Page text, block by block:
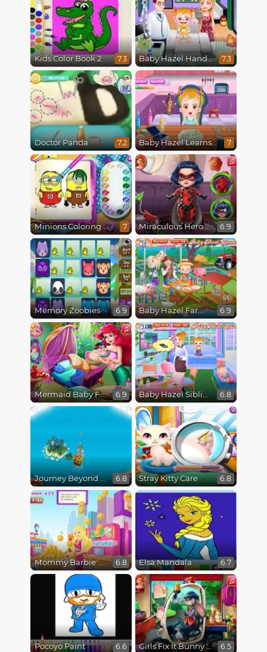
Kids Color Book 2 7.3 Baby Hazel Hand Fracture 7.3
Doctor Panda 7.2 Baby Hazel Learns Shapes 7
Minions Coloring Book 7 Miraculous Hero Baby Bath 6.9
Memory Zoobies 6.9 Baby Hazel Farm Tour 6.9
Mermaid Baby Feeding 6.9 Baby Hazel Sibling Trouble 6.8
Journey Beyond the Never Seas 6.8 Stray Kitty Care 6.8
Mommy Barbie Go Shopping 6.8 Elsa Mandala 6.7
Pocoyo Paint 6.6 Girls Fix It Bunny Car 6.5